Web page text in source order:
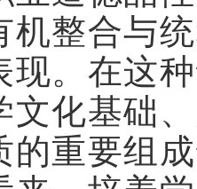
机整合与
现。在这
文化基础
的重要组